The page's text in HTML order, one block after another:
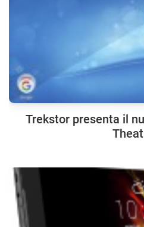
Trekstor presenta il